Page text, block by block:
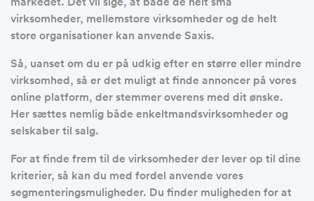
virksomheder, mellemstore virksomheder og de helt
store organisationer kan anvende Saxis.
Så, uanset om du er på udkig efter en større eller mindre
virksomhed, så er det muligt at finde annoncer på vores
online platform, der stemmer overens med dit ønske.
Her sættes nemlig både enkeltmandsvirksomheder og
selskaber til salg.
For at finde frem til de virksomheder der lever op til dine
kriterier, så kan du med fordel anvende vores
segmenteringsmuligheder. Du finder muligheden for at